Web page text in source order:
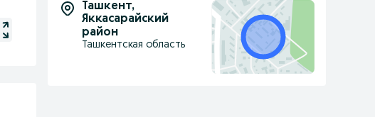
Ташкент,
Яккасарайский
район
Ташкентская область